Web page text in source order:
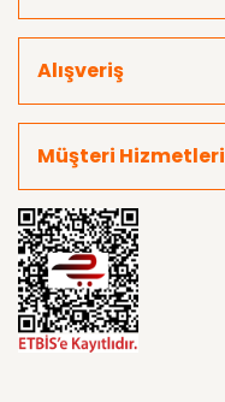
Alışveriş
Müşteri Hizmetleri